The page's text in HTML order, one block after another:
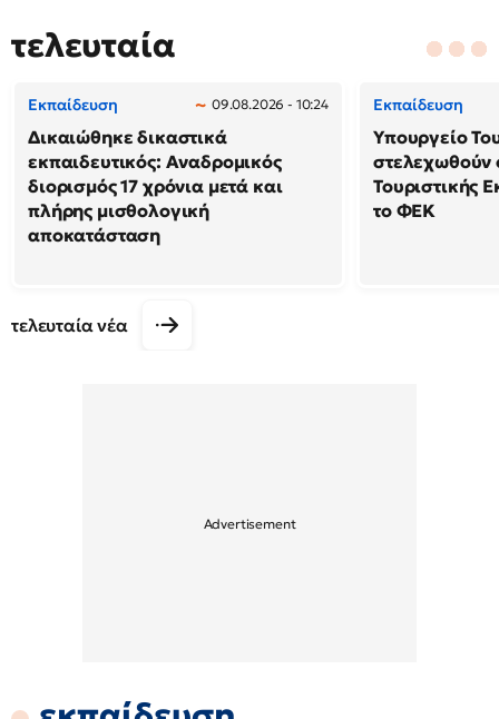
τελευταία
Εκπαίδευση 09.08.2026 - 10:24
Δικαιώθηκε δικαστικά
εκπαιδευτικός: Αναδρομικός
διορισμός 17 χρόνια μετά και
πλήρης μισθολογική
αποκατάσταση
Εκπαίδευση
Υπουργείο
στελεχωθούν
Τουριστικής
το ΦΕΚ
τελευταία νέα